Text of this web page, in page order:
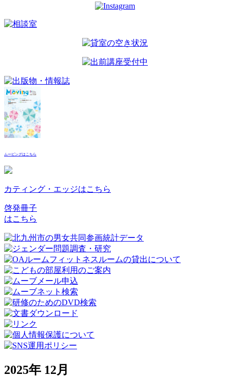
ムービングはこちら
カティング・エッジはこちら
啓発冊子
はこちら
2025年 12月